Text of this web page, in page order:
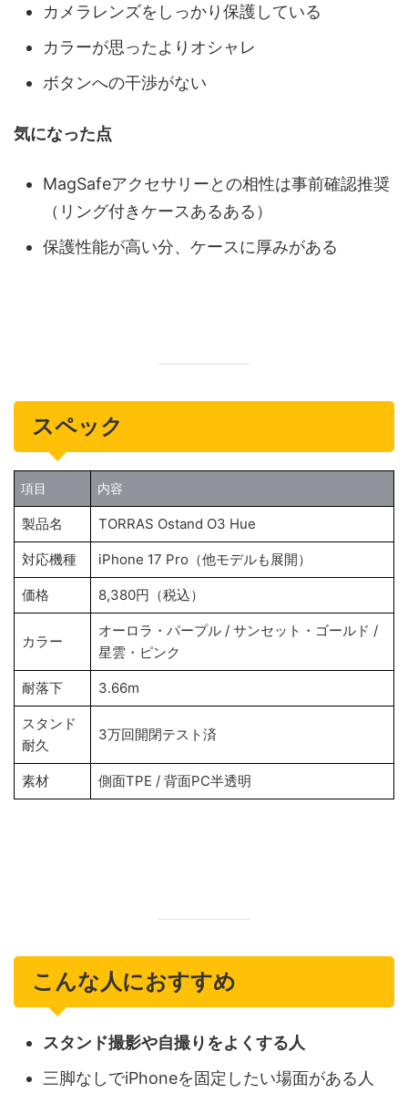
カメラレンズをしっかり保護している
カラーが思ったよりオシャレ
ボタンへの干渉がない
気になった点
MagSafeアクセサリーとの相性は事前確認推奨
（リング付きケースあるある）
保護性能が高い分、ケースに厚みがある
スペック
項目 内容
製品名 TORRAS Ostand O3 Hue
対応機種 iPhone 17 Pro（他モデルも展開）
価格 8,380円（税込）
カラー
オーロラ・パープル / サンセット・ゴールド /
星雲・ピンク
耐落下 3.66m
スタンド
耐久
3万回開閉テスト済
素材 側面TPE / 背面PC半透明
こんな人におすすめ
スタンド撮影や自撮りをよくする人
三脚なしでiPhoneを固定したい場面がある人